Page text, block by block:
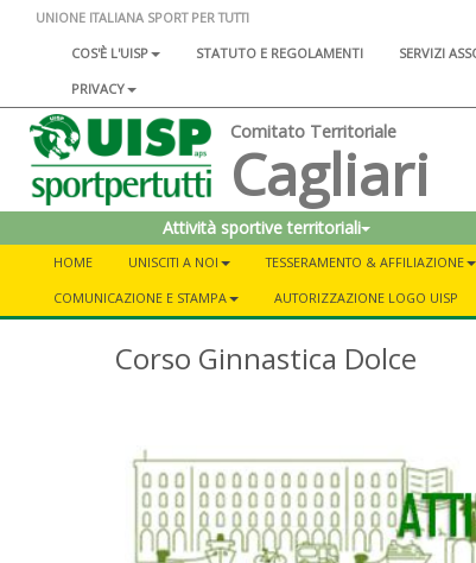
UNIONE ITALIANA SPORT PER TUTTI
COS'È L'UISP
STATUTO E REGOLAMENTI SERVIZI
PRIVACY
Comitato Territoriale
Cagliari
Attività sportive territoriali
HOME UNISCITI A NOI TESSERAMENTO & AFFILIAZIONE
COMUNICAZIONE E STAMPA
AUTORIZZAZIONE LOGO UISP
Corso Ginnastica Dolce